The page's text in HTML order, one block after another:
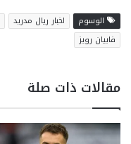
الوسوم اخبار ريال مدريد
فابيان رويز
مقالات ذات صلة